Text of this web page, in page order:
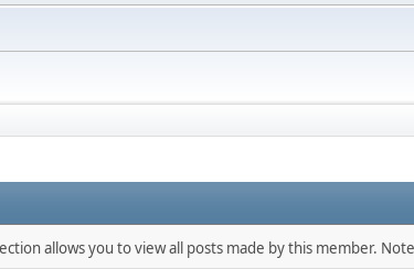
allows you to view all posts made by this member.